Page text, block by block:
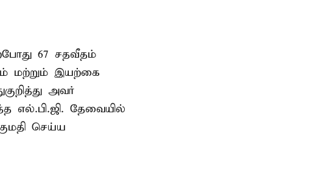
67 சதவீதம்
மற்றும் இயற்கை
அவர்
எல்.பி.ஜி. தேவையில்
செய்ய